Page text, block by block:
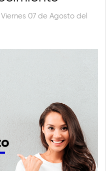
Viernes 07 de Agosto del